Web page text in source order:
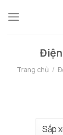
to
Điện
Trang chủ /